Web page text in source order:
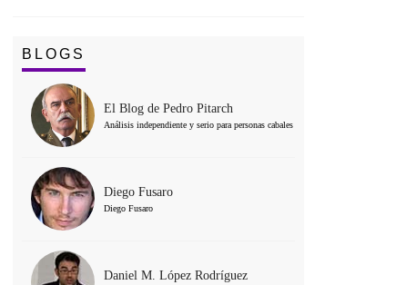
BLOGS
El Blog de Pedro Pitarch
Análisis independiente y serio para personas cabales
Diego Fusaro
Diego Fusaro
Daniel M. López Rodríguez